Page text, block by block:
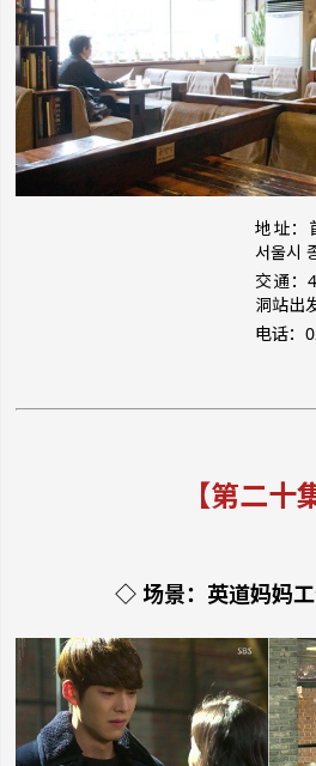
地址：
서울시
交通：
洞站出
电话：
【第二十
◇ 场景：英道妈妈